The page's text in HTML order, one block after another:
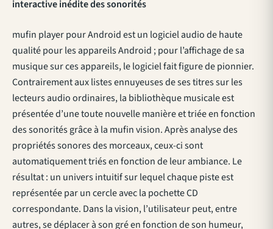
interactive inédite des sonorités
mufin player pour Android est un logiciel audio de haute
qualité pour les appareils Android ; pour l’affichage de sa
musique sur ces appareils, le logiciel fait figure de pionnier.
Contrairement aux listes ennuyeuses de ses titres sur les
lecteurs audio ordinaires, la bibliothèque musicale est
présentée d’une toute nouvelle manière et triée en fonction
des sonorités grâce à la mufin vision. Après analyse des
propriétés sonores des morceaux, ceux-ci sont
automatiquement triés en fonction de leur ambiance. Le
résultat : un univers intuitif sur lequel chaque piste est
représentée par un cercle avec la pochette CD
correspondante. Dans la vision, l’utilisateur peut, entre
autres, se déplacer à son gré en fonction de son humeur,